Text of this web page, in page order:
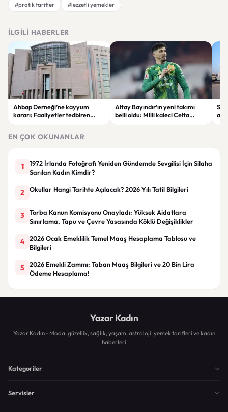
#pratik tarifler
#lezzetli yemekler
İLGILI HABERLER
Ahbap Derneği’ne kayyum
kararı: Faaliyetler tedbiren
Altay Bayındır’ın yeni takımı
belli oldu: Milli kaleci Celta
EN ÇOK OKUNANLAR
1
1972 İrlanda Fotoğrafı Yeniden Gündemde Sevgilisi İçin Silaha
Sarılan Kadın Kimdir?
2 Okullar Hangi Tarihte Açılacak? 2026 Yılı Tatil Bilgileri
3
Torba Kanun Komisyonu Onayladı: Yüksek Aidatlara
Sınırlama, Tapu ve Çevre Yasasında Köklü Değişiklikler
4
2026 Ocak Emeklilik Temel Maaş Hesaplama Tablosu ve
Bilgileri
5
2026 Emekli Zammı: Taban Maaş Bilgileri ve 20 Bin Lira
Ödeme Hesaplama!
Yazar Kadın
Yazar Kadın - Moda, güzellik, sağlık, yaşam, astroloji, yemek tarifleri ve kadın
haberleri
Kategoriler
Servisler